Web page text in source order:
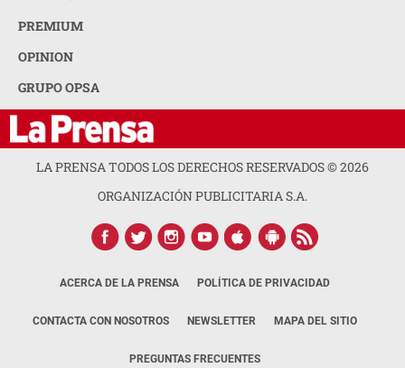
PREMIUM
OPINION
GRUPO OPSA
LA PRENSA TODOS LOS DERECHOS RESERVADOS ©2026
ORGANIZACIÓN PUBLICITARIA S.A.
ACERCA DE LA PRENSA POLÍTICA DE PRIVACIDAD
CONTACTA CON NOSOTROS NEWSLETTER MAPA DEL SITIO
PREGUNTAS FRECUENTES